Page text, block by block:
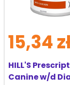
HILL'S
Canine w/d
15,34